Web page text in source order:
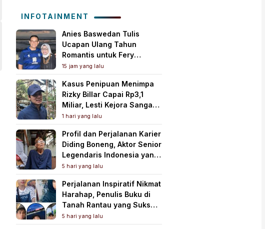
INFOTAINMENT
Anies Baswedan Tulis
Ucapan Ulang Tahun
Romantis untuk Fery
Farhati, Ungkap Syukur
Perjalanan Panjang
Bersama
15 jam yang lalu
Kasus Penipuan Menimpa
Rizky Billar Capai Rp3,1
Miliar, Lesti Kejora Sangat
Kesal
1 hari yang lalu
Profil dan Perjalanan Karier
Diding Boneng, Aktor Senior
Legendaris Indonesia yang
Meninggal Dunia
5 hari yang lalu
Perjalanan Inspiratif Nikmat
Harahap, Penulis Buku di
Tanah Rantau yang Sukses
Lewat Karya Best Seller
5 hari yang lalu